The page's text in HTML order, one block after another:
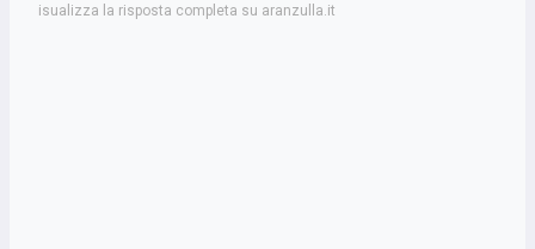
isualizza la risposta completa su aranzulla.it